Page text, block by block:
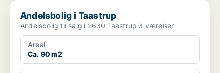
Andelsbolig i Taastrup
Andelsbolig i Taastrup
Andelsbolig til salg i 2630 Taastrup 3 værelser
Areal
Ca. 90 m2